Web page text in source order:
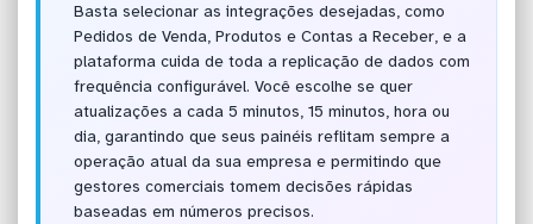
Basta selecionar as integrações desejadas, como
Pedidos de Venda, Produtos e Contas a Receber, e a
plataforma cuida de toda a replicação de dados com
frequência configurável. Você escolhe se quer
atualizações a cada 5 minutos, 15 minutos, hora ou
dia, garantindo que seus painéis reflitam sempre a
operação atual da sua empresa e permitindo que
gestores comerciais tomem decisões rápidas
baseadas em números precisos.